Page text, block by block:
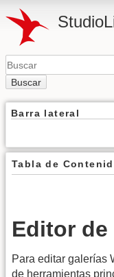
Buscar
Barra lateral
Tabla de
Editor
Para editar galerías
de herramientas